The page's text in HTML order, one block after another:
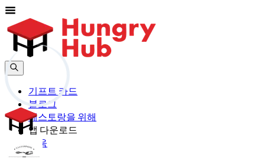
기프트 카드
블로그
레스토랑을 위해
앱 다운로드
도움